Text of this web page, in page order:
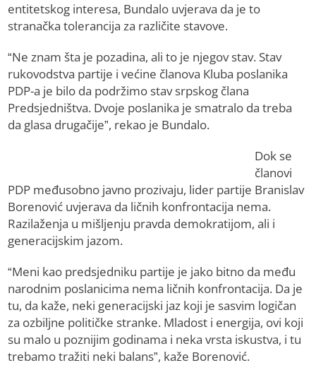
entitetskog interesa, Bundalo uvjerava da je to
stranačka tolerancija za različite stavove.
“Ne znam šta je pozadina, ali to je njegov stav. Stav
rukovodstva partije i većine članova Кluba poslanika
PDP-a je bilo da podržimo stav srpskog člana
Predsjedništva. Dvoje poslanika je smatralo da treba
da glasa drugačije”, rekao je Bundalo.
Dok se
članovi
PDP međusobno javno prozivaju, lider partije Branislav
Borenović uvjerava da ličnih konfrontacija nema.
Razilaženja u mišljenju pravda demokratijom, ali i
generacijskim jazom.
“Meni kao predsjedniku partije je jako bitno da među
narodnim poslanicima nema ličnih konfrontacija. Da je
tu, da kaže, neki generacijski jaz koji je sasvim logičan
za ozbiljne političke stranke. Mladost i energija, ovi koji
su malo u poznijim godinama i neka vrsta iskustva, i tu
trebamo tražiti neki balans”, kaže Borenović.